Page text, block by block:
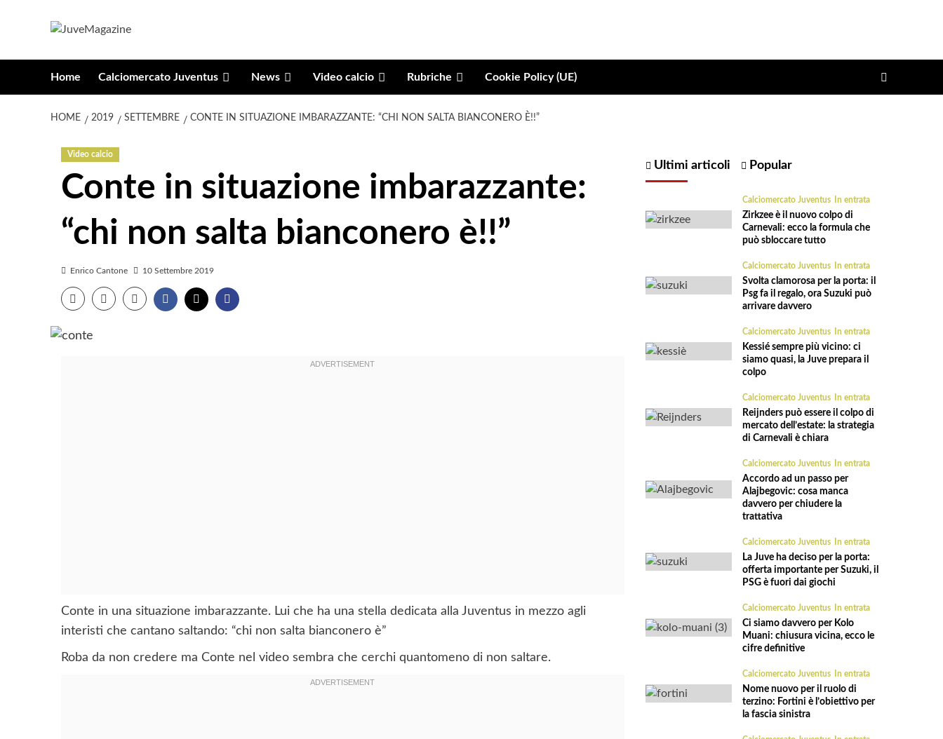
Home Calciomercato Juventus News Video calcio Rubriche Cookie Policy (UE)
HOME 2019 SETTEMBRE CONTE IN SITUAZIONE IMBARAZZANTE: “CHI NON SALTA BIANCONERO È!!”
Video calcio
Conte in situazione imbarazzante:
“chi non salta bianconero è!!”
Enrico Cantone 10 Settembre 2019
Conte in una situazione imbarazzante. Lui che ha una stella dedicata alla Juventus in mezzo agli
interisti che cantano saltando: “chi non salta bianconero è”
Roba da non credere ma Conte nel video sembra che cerchi quantomeno di non saltare.
Ultimi articoli Popular
Calciomercato Juventus In entrata
Zirkzee è il nuovo colpo di
Carnevali: ecco la formula che
può sbloccare tutto
Calciomercato Juventus In entrata
Svolta clamorosa per la porta: il
Psg fa il regalo, ora Suzuki può
arrivare davvero
Calciomercato Juventus In entrata
Kessié sempre più vicino: ci
siamo quasi, la Juve prepara il
colpo
Calciomercato Juventus In entrata
Reijnders può essere il colpo di
mercato dell’estate: la strategia
di Carnevali è chiara
Calciomercato Juventus In entrata
Accordo ad un passo per
Alajbegovic: cosa manca
davvero per chiudere la
trattativa
Calciomercato Juventus In entrata
La Juve ha deciso per la porta:
offerta importante per Suzuki, il
PSG è fuori dai giochi
Calciomercato Juventus In entrata
Ci siamo davvero per Kolo
Muani: chiusura vicina, ecco le
cifre definitive
Calciomercato Juventus In entrata
Nome nuovo per il ruolo di
terzino: Fortini è l’obiettivo per
la fascia sinistra